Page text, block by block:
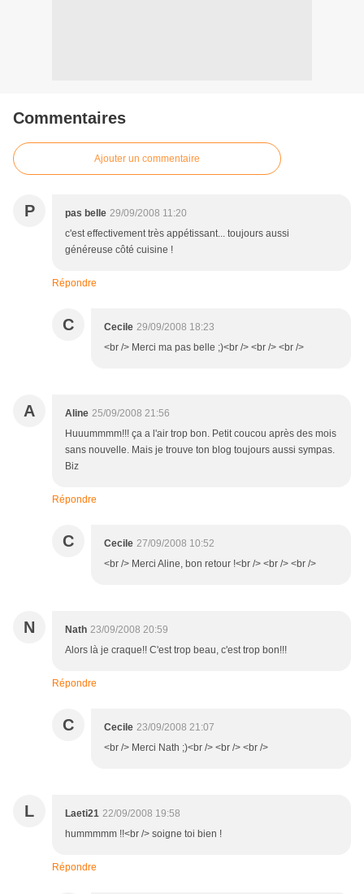
Commentaires
Ajouter un commentaire
P pas belle 29/09/2008 11:20
c'est effectivement très appétissant... toujours aussi
généreuse côté cuisine !
Répondre
C Cecile 29/09/2008 18:23
<br /> Merci ma pas belle ;)<br /> <br /> <br />
A Aline 25/09/2008 21:56
Huuummmm!!! ça a l'air trop bon. Petit coucou après des mois
sans nouvelle. Mais je trouve ton blog toujours aussi sympas.
Biz
Répondre
C Cecile 27/09/2008 10:52
<br /> Merci Aline, bon retour !<br /> <br /> <br />
N Nath 23/09/2008 20:59
Alors là je craque!! C'est trop beau, c'est trop bon!!!
Répondre
C Cecile 23/09/2008 21:07
<br /> Merci Nath ;)<br /> <br /> <br />
L Laeti21 22/09/2008 19:58
hummmmm !!<br /> soigne toi bien !
Répondre